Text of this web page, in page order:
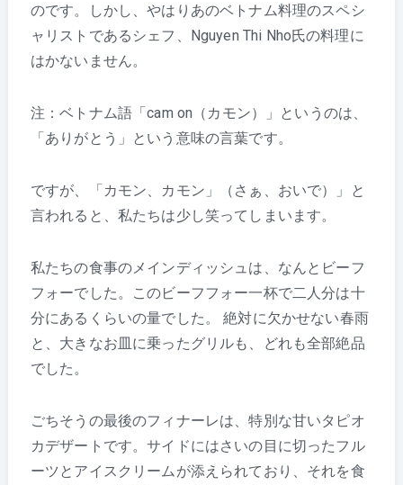
のです。しかし、やはりあのベトナム料理のスペシ
ャリストであるシェフ、Nguyen Thi Nho氏の料理に
はかないません。
注：ベトナム語「cam on（カモン）」というのは、
「ありがとう」という意味の言葉です。
ですが、「カモン、カモン」（さぁ、おいで）」と
言われると、私たちは少し笑ってしまいます。
私たちの食事のメインディッシュは、なんとビーフ
フォーでした。このビーフフォー一杯で二人分は十
分にあるくらいの量でした。 絶対に欠かせない春雨
と、大きなお皿に乗ったグリルも、どれも全部絶品
でした。
ごちそうの最後のフィナーレは、特別な甘いタピオ
カデザートです。サイドにはさいの目に切ったフル
ーツとアイスクリームが添えられており、それを食